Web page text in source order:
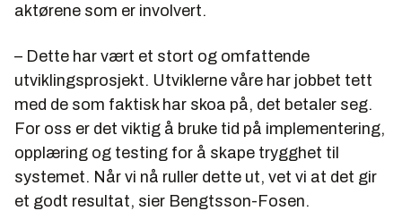
aktørene som er involvert.
– Dette har vært et stort og omfattende
utviklingsprosjekt. Utviklerne våre har jobbet tett
med de som faktisk har skoa på, det betaler seg.
For oss er det viktig å bruke tid på implementering,
opplæring og testing for å skape trygghet til
systemet. Når vi nå ruller dette ut, vet vi at det gir
et godt resultat, sier Bengtsson-Fosen.